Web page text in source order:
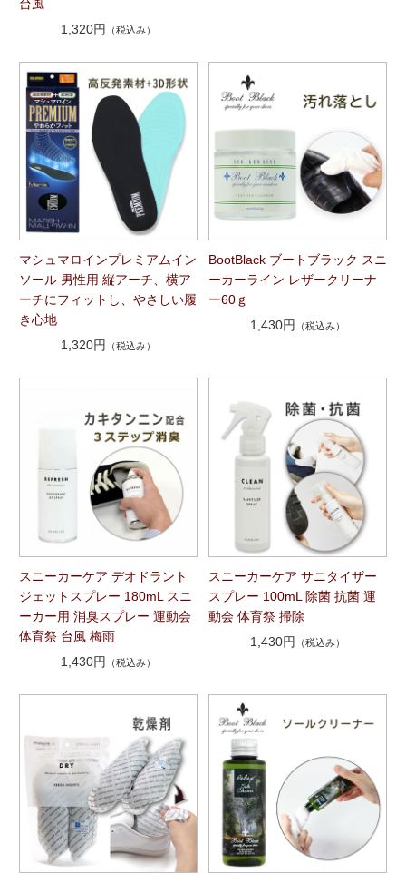
台風
1,320円
（税込み）
マシュマロインプレミアムイン
ソール 男性用 縦アーチ、横ア
ーチにフィットし、やさしい履
き心地
1,320円
（税込み）
BootBlack ブートブラック スニ
ーカーライン レザークリーナ
ー60ｇ
1,430円
（税込み）
スニーカーケア デオドラント
ジェットスプレー 180mL スニ
ーカー用 消臭スプレー 運動会
体育祭 台風 梅雨
1,430円
（税込み）
スニーカーケア サニタイザー
スプレー 100mL 除菌 抗菌 運
動会 体育祭 掃除
1,430円
（税込み）